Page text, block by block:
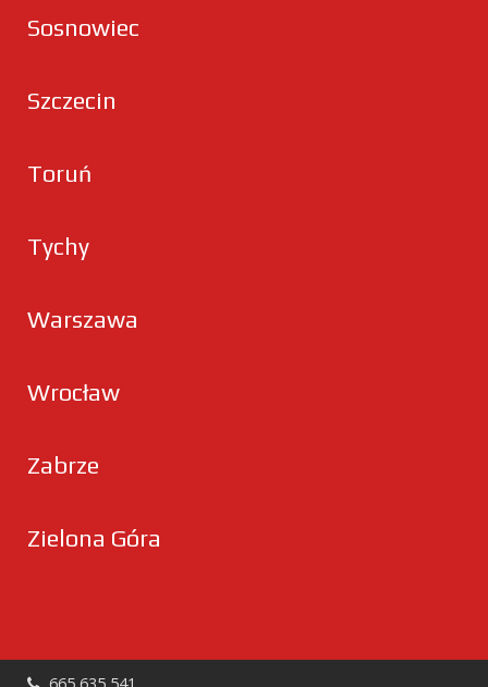
Sosnowiec
Szczecin
Toruń
Tychy
Warszawa
Wrocław
Zabrze
Zielona Góra
665 635 541